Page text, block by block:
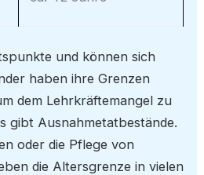
und können sich
haben ihre Grenzen
dem Lehrkräftemangel zu
gibt Ausnahmetatbestände.
oder die Pflege von
die Altersgrenze in vielen